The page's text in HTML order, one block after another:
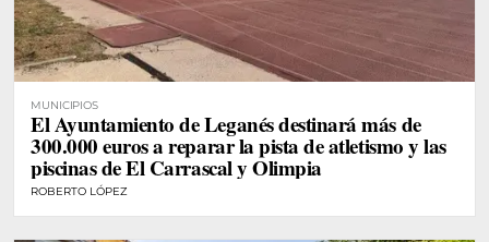
MUNICIPIOS
El Ayuntamiento de Leganés destinará más de
300.000 euros a reparar la pista de atletismo y las
piscinas de El Carrascal y Olimpia
ROBERTO LÓPEZ